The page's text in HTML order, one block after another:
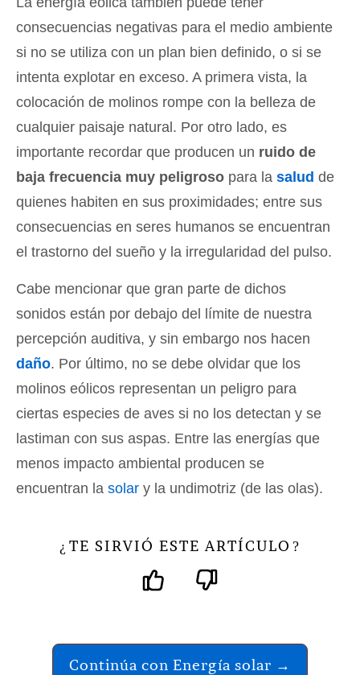
consecuencias negativas para el medio ambiente
si no se utiliza con un plan bien definido, o si se
intenta explotar en exceso. A primera vista, la
colocación de molinos rompe con la belleza de
cualquier paisaje natural. Por otro lado, es
importante recordar que producen un ruido de
baja frecuencia muy peligroso para la salud de
quienes habiten en sus proximidades; entre sus
consecuencias en seres humanos se encuentran
el trastorno del sueño y la irregularidad del pulso.
Cabe mencionar que gran parte de dichos
sonidos están por debajo del límite de nuestra
percepción auditiva, y sin embargo nos hacen
daño. Por último, no se debe olvidar que los
molinos eólicos representan un peligro para
ciertas especies de aves si no los detectan y se
lastiman con sus aspas. Entre las energías que
menos impacto ambiental producen se
encuentran la solar y la undimotriz (de las olas).
¿ TE SIRVIÓ ESTE ARTÍCULO ?
Continúa con Energía solar →